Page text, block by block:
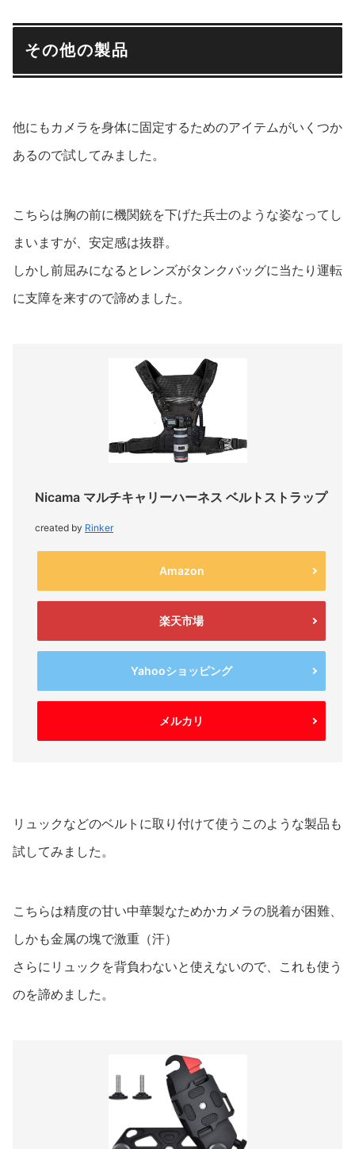
その他の製品
他にもカメラを身体に固定するためのアイテムがいくつか
あるので試してみました。
こちらは胸の前に機関銃を下げた兵士のような姿なってし
まいますが、安定感は抜群。
しかし前屈みになるとレンズがタンクバッグに当たり運転
に支障を来すので諦めました。
Nicama マルチキャリーハーネス ベルトストラップ
created by Rinker
Amazon
楽天市場
Yahooショッピング
メルカリ
リュックなどのベルトに取り付けて使うこのような製品も
試してみました。
こちらは精度の甘い中華製なためかカメラの脱着が困難、
しかも金属の塊で激重（汗）
さらにリュックを背負わないと使えないので、これも使う
のを諦めました。